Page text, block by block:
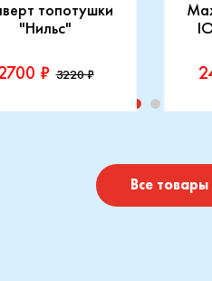
топотушки
"Нильс"
₽ 3220 ₽
Все